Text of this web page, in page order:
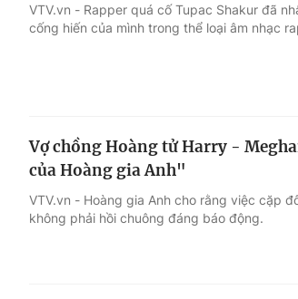
VTV.vn - Rapper quá cố Tupac Shakur đã
cống hiến của mình trong thể loại âm nhạc
Vợ chồng Hoàng tử Harry -
của Hoàng gia Anh"
VTV.vn - Hoàng gia Anh cho rằng việc cặp
không phải hồi chuông đáng báo động.